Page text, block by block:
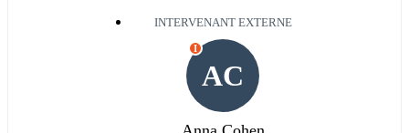
INTERVENANT EXTERNE
AC
I